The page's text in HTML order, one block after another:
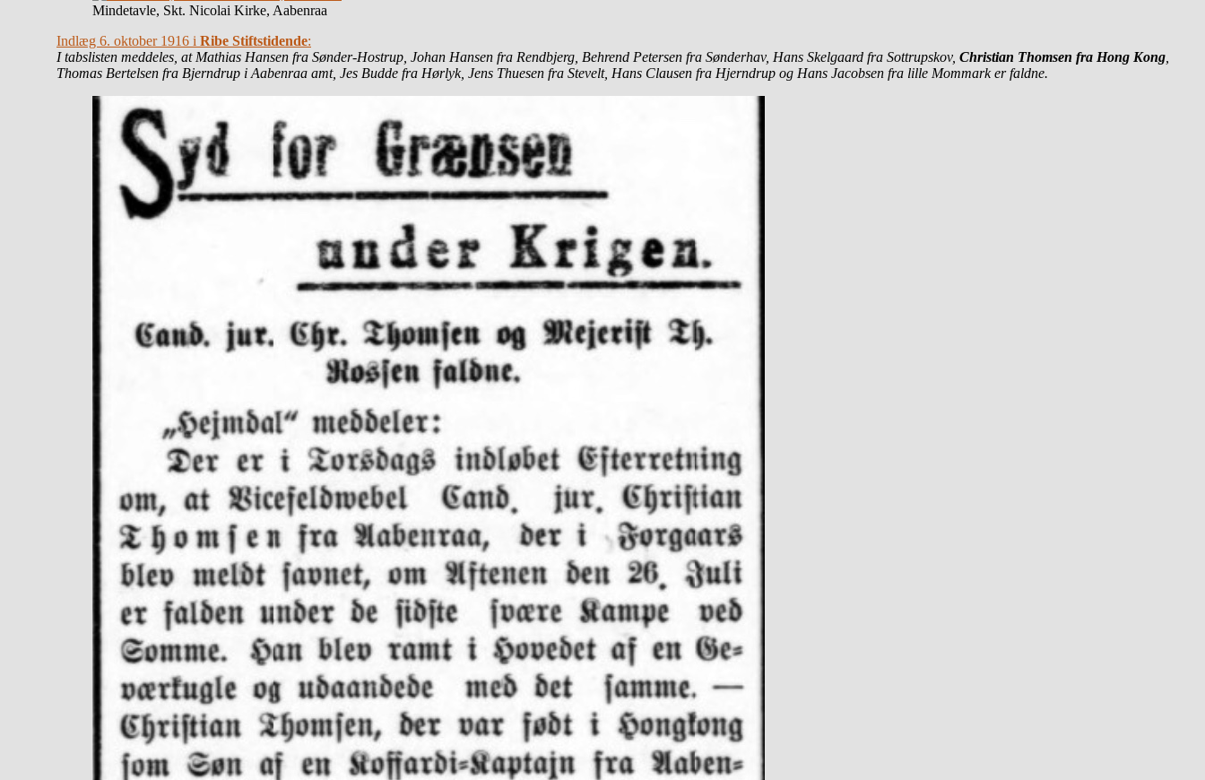
Mindetavle, Skt. Nicolai Kirke, Aabenraa
Indlæg 6. oktober 1916 i Ribe Stiftstidende:
I tabslisten meddeles, at Mathias Hansen fra Sønder-Hostrup, Johan Hansen fra Rendbjerg, Behrend Petersen fra Sønderhav, Hans Skelgaard fra Sottrupskov, Christian Thomsen fra Hong Kong
Thomas Bertelsen fra Bjerndrup i Aabenraa amt, Jes Budde fra Hørlyk, Jens Thuesen fra Stevelt, Hans Clausen fra Hjerndrup og Hans Jacobsen fra lille Mommark er faldne.